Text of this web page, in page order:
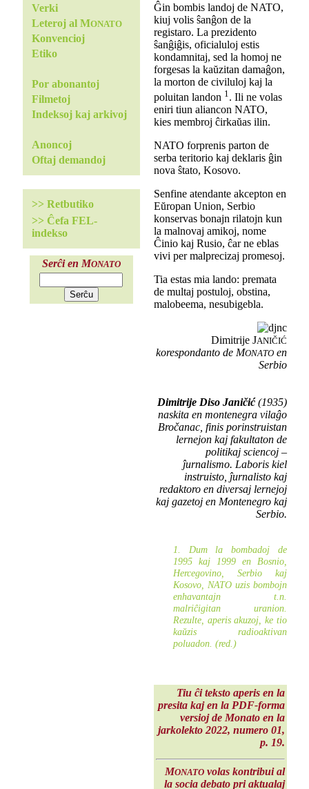
Verki
Leteroj al MONATO
Konvencioj
Etiko
Por abonantoj
Filmetoj
Indeksoj kaj arkivoj
Anoncoj
Oftaj demandoj
>> Retbutiko
>> Ĉefa FEL-
indekso
Serĉi en MONATO
Ĝin bombis landoj de NATO,
kiuj volis ŝanĝon de la
registaro. La prezidento
ŝanĝiĝis, oficialuloj estis
kondamnitaj, sed la homoj ne
forgesas la kaŭzitan damaĝon,
la morton de civiluloj kaj la
poluitan landon 1 . Ili ne volas
eniri tiun aliancon NATO,
kies membroj ĉirkaŭas ilin.
NATO forprenis parton de
serba teritorio kaj deklaris ĝin
nova ŝtato, Kosovo.
Senfine atendante akcepton en
Eŭropan Union, Serbio
konservas bonajn rilatojn kun
la malnovaj amikoj, nome
Ĉinio kaj Rusio, ĉar ne eblas
vivi per malprecizaj promesoj.
Tia estas mia lando: premata
de multaj postuloj, obstina,
malobeema, nesubigebla.
Dimitrije JANIČIĆ
korespondanto de MONATOen
Serbio
Dimitrije Diso Janičić(1935)
naskita en montenegra vilaĝo
Bročanac, finis porinstruistan
lernejon kaj fakultaton de
politikaj sciencoj –
ĵurnalismo. Laboris kiel
instruisto, ĵurnalisto kaj
redaktoro en diversaj lernejoj
kaj gazetoj en Montenegro kaj
Serbio.
1. Dum la bombadoj de
1995 kaj 1999 en Bosnio,
Hercegovino, Serbio kaj
Kosovo, NATO uzis bombojn
enhavantajn t.n.
malriĉigitan uranion.
Rezulte, aperis akuzoj, ke tio
kaŭzis radioaktivan
poluadon. (red.)
Tiu ĉi teksto aperis en la
presita kaj en la PDF-forma
versioj de Monato en la
jarkolekto 2022, numero 01,
p. 19.
MONATOvolas kontribui al
la socia debato pri aktualaj